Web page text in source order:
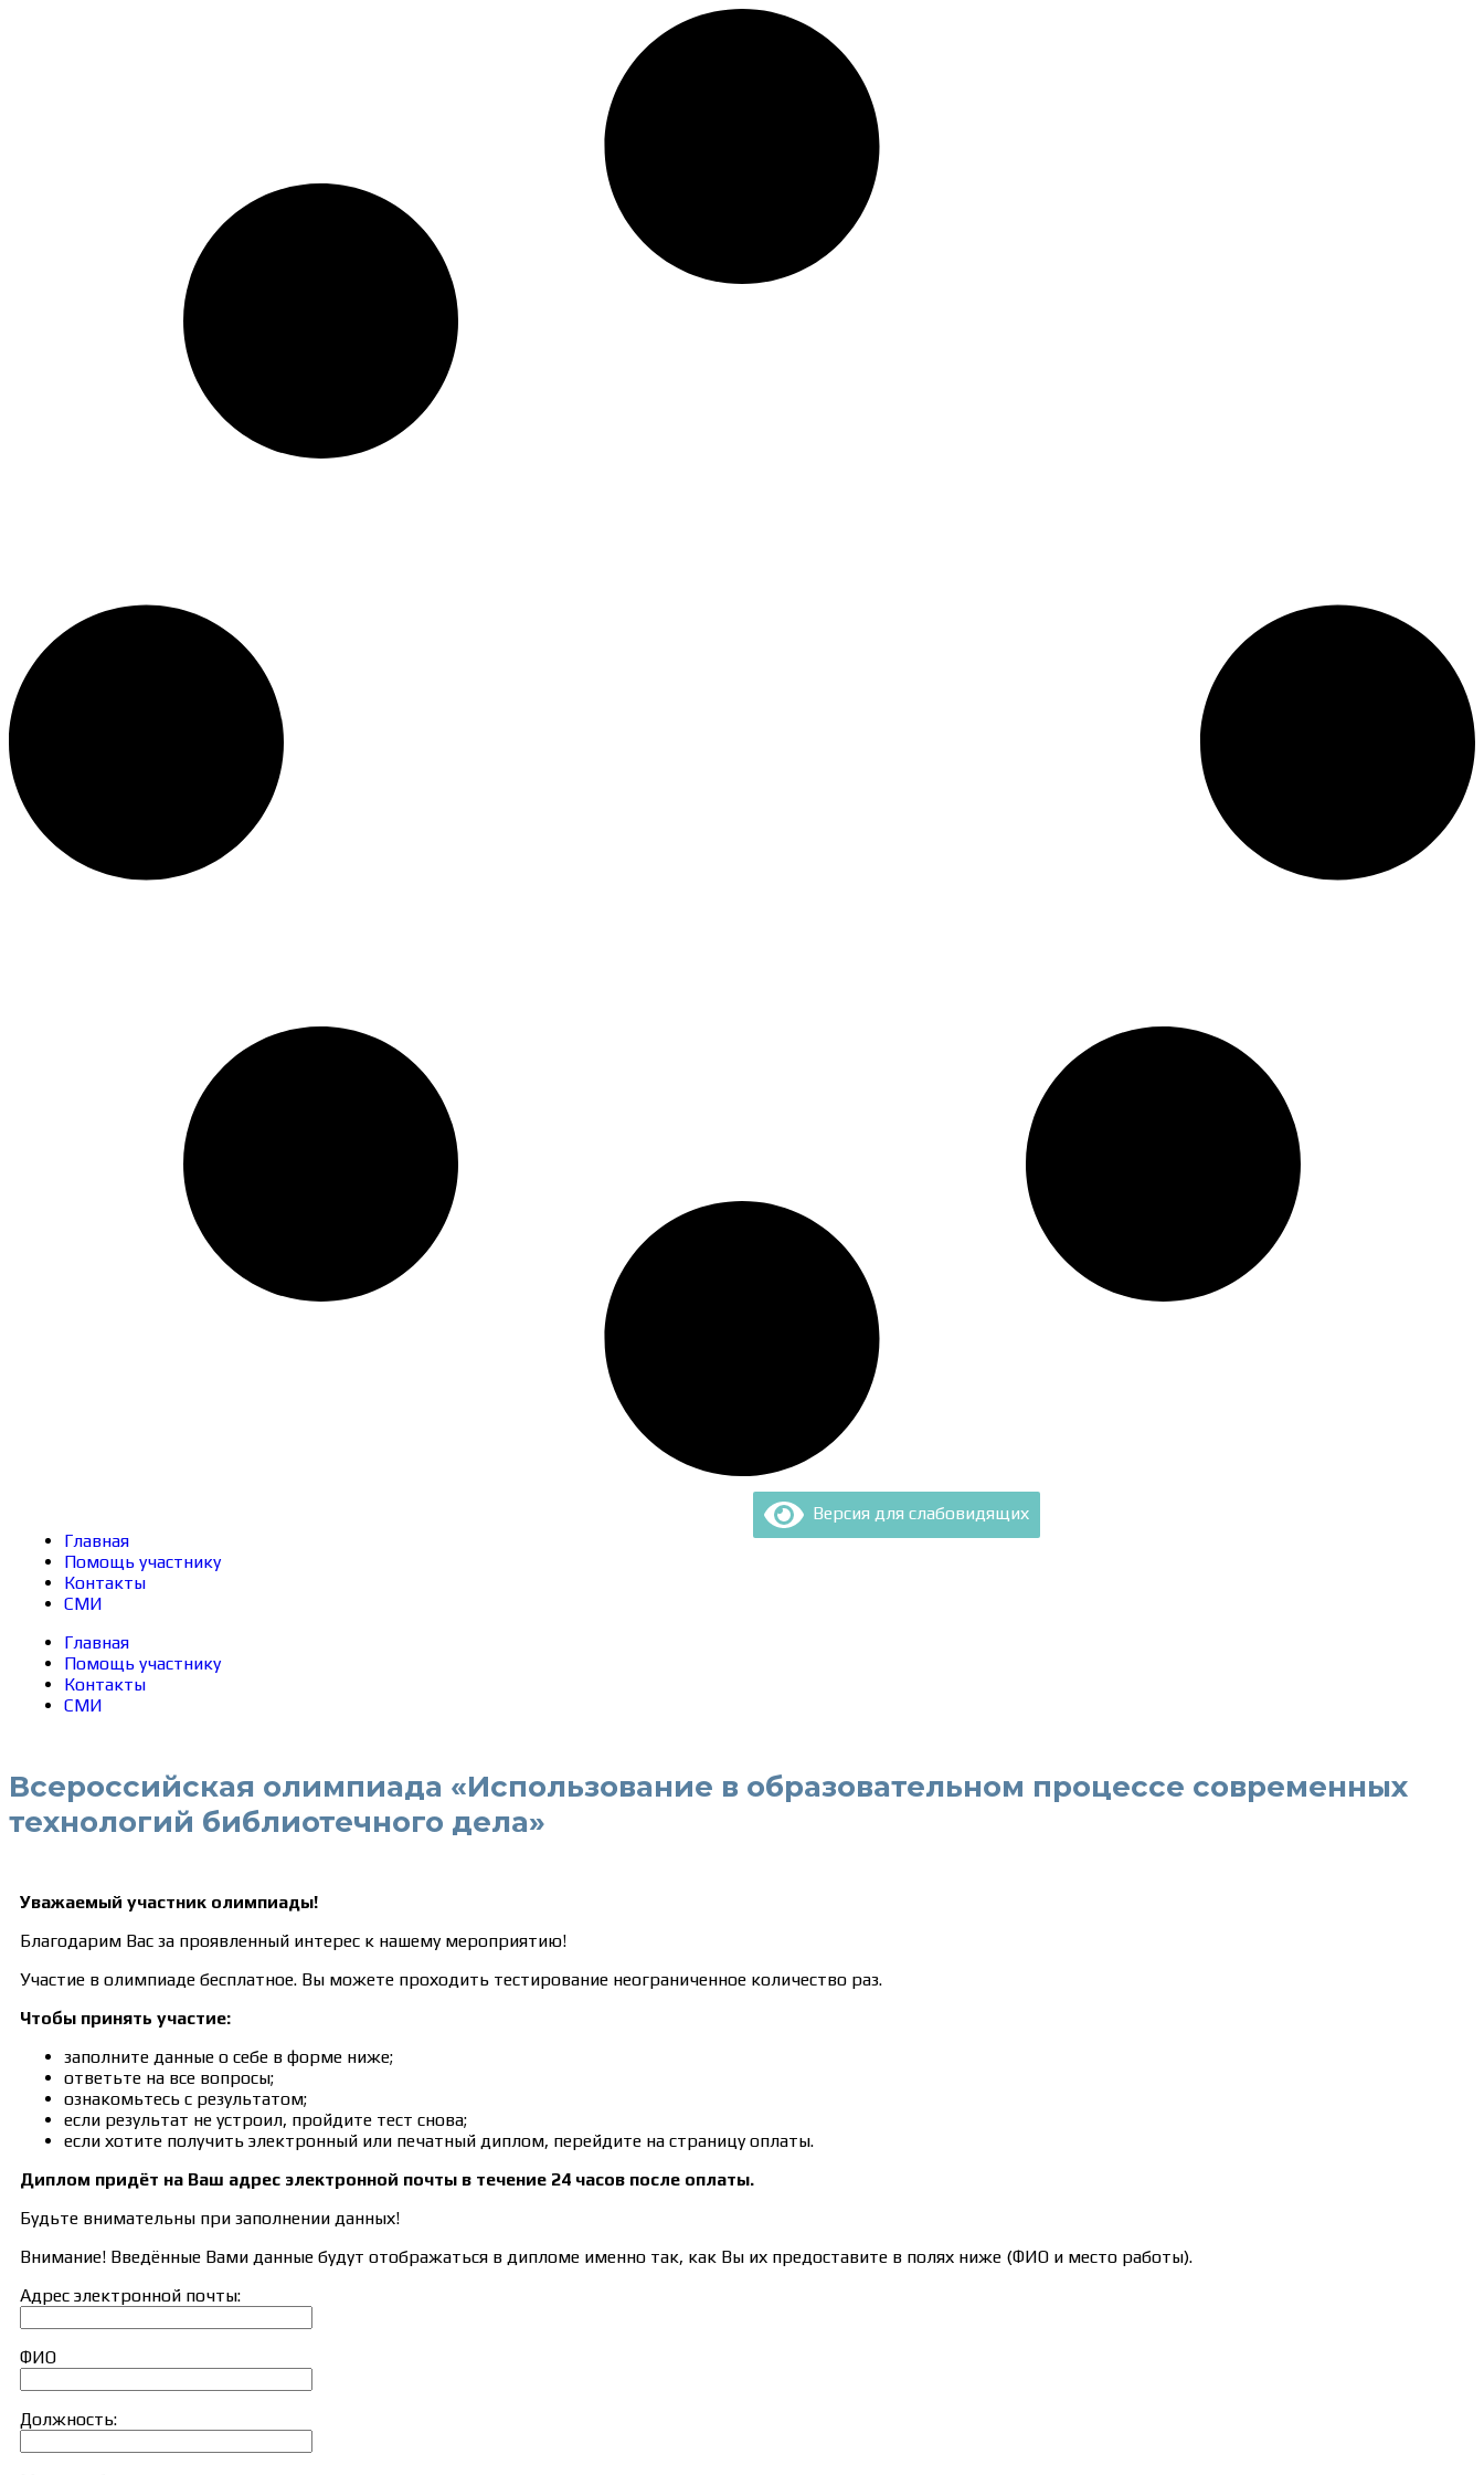
Главная
Помощь участнику
Контакты
СМИ
Главная
Помощь участнику
Контакты
СМИ
Версия для слабовидящих
Всероссийская олимпиада «Использование в образовательном процессе современных
технологий библиотечного дела»
Уважаемый участник олимпиады!
Благодарим Вас за проявленный интерес к нашему мероприятию!
Участие в олимпиаде бесплатное. Вы можете проходить тестирование неограниченное количество раз.
Чтобы принять участие:
заполните данные о себе в форме ниже;
ответьте на все вопросы;
ознакомьтесь с результатом;
если результат не устроил, пройдите тест снова;
если хотите получить электронный или печатный диплом, перейдите на страницу оплаты.
Диплом придёт на Ваш адрес электронной почты в течение 24 часов после оплаты.
Будьте внимательны при заполнении данных!
Внимание! Введённые Вами данные будут отображаться в дипломе именно так, как Вы их предоставите в полях ниже (ФИО и место работы).
Адрес электронной почты:
ФИО
Должность: